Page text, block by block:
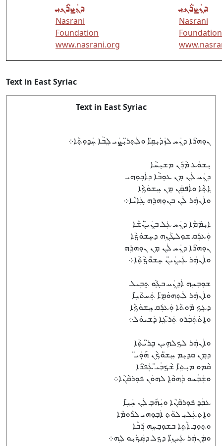
ܕܢܲܨܪܵܢܝܼ
Nasrani
Foundation
www.nasrani.org
ܕܢܲܨܪܵܢܝܼ
Nasrani
Foundation
Text in East Syriac
Text in East Syriac
ܢܘܼܗܪܵܐ ܕܢܲܚ ܠܙܲܕ݁ܝܼܩܹ̈ܐ ܘܠܲܬ݂ܪ̈ܝܼܨܲܝ ܠܸܒܵܐ ܚܲܕ݂ܘܼܬ݂ܵܐ܀
ܝܼܫܘܿܥ ܡܵܪܲܢ ܡܫܝܼܚܵܐ
ܕܢܲܚ ܠܲܢ ܡ݂ܢ ܥܘܼܒܵܐ ܕܐܲܒ݂ܘܼܗܝ
ܐܸܬ݂ܵܐ ܘܐܲܦܩܲܢ ܡ݂ܢ ܚܸܫܘܿܟ݂ܵܐ
ܘܐܲܢܗܲܪ ܠܲܢ ܒܢܘܼܗܪܹܗ ܓܲܐܝܵܐ܀
ܐܝܼܡܵܡܵܐ ܕܢܲܚ ܥܲܠ ܒܢܲܝ̈ܢܵܫܵܐ
ܘܲܥܪܲܩ ܫܘܼܠܛܵܢܹܗ ܕܚܸܫܘܿܟ݂ܵܐ
ܢܘܼܗܪܵܐ ܕܢܲܚ ܠܲܢ ܡ݂ܢ ܢܘܼܗܪܹܗ
ܘܐܲܢܗܲܪ ܥܲܝܢܲܝ̈ܢ ܚܸܫ̈ܘܿܟ݂ܵܬ݂ܵܐ܀
ܫܘܼܒ݂ܚܹܗ ܐܲܕ݂ܢܲܚ ܒܓ݂ܵܘ ܬܹܒܹܝܠ
ܘܐܲܢܗܲܪ ܠܲܬ݂ܗܘܿܡܹ̈ܐ ܬܲܚܬܵܝܹ̈ܐ
ܕܥܸܟ݂ ܡܵܘܬܵܐ ܘܲܥܪܲܩ ܚܸܫܘܿܟ݂ܵܐ
ܘܐܸܬ݁ܬܲܒܲܪܘ ܬܲܪ̈ܥܹܐ ܕܲܫܝܘܿܠ܀
ܘܐܲܢܗܲܪ ܠܟ݂ܠܗܹܝܢ ܒܸܪ̈ܝܵܬ݂ܵܐ
ܕܡܸܢ ܩܕ݂ܝܼܡ ܚܸܫ̈ܘܿܟ݂ܵܢ ܗ̣݇ܘܲܝ̈
ܩܵܡܘ ܡܝܼܬܹ̈ܐ ܫܵܟ݂ܒܲܝ̈ ܥܲܦܪܵܐ
ܘܫܲܒܲܚܘ ܕܲܗܘ̤ܵܐ ܠܗܘܿܢ ܦܘܼܪܩܵܢܵܐ܀
ܥܒܲܕ݂ ܦܘܼܪܩܵܢܵܐ ܘܝܲܗ݇ܒ݂ ܠܲܢ ܚܲܝܹ̈ܐ
ܘܐܸܬ݂ܥܲܠܝܼ ܠܘܵܬ݂ ܐܲܒ݂ܘܼܗܝ ܠܪܵܘܡܵܐ
ܘܬ݂ܘܼܒ݂ ܐܵܬܹܐ ܒܫܘܼܒ݂ܚܹܗ ܪܲܒܵܐ
ܘܡܲܢܗܲܪ ܥܲܝܢܹ̈ܐ ܕܟ݂ܠ ܕܣܲܟ݁ܝܼܘ ܠܹܗ܀